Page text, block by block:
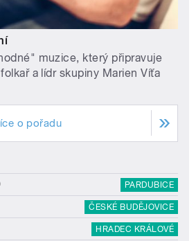
muzice, který připravuje
a lídr skupiny Marien Víťa
o pořadu
PARDUBICE
ČESKÉ BUDĚJOVICE
HRADEC KRÁLOVÉ